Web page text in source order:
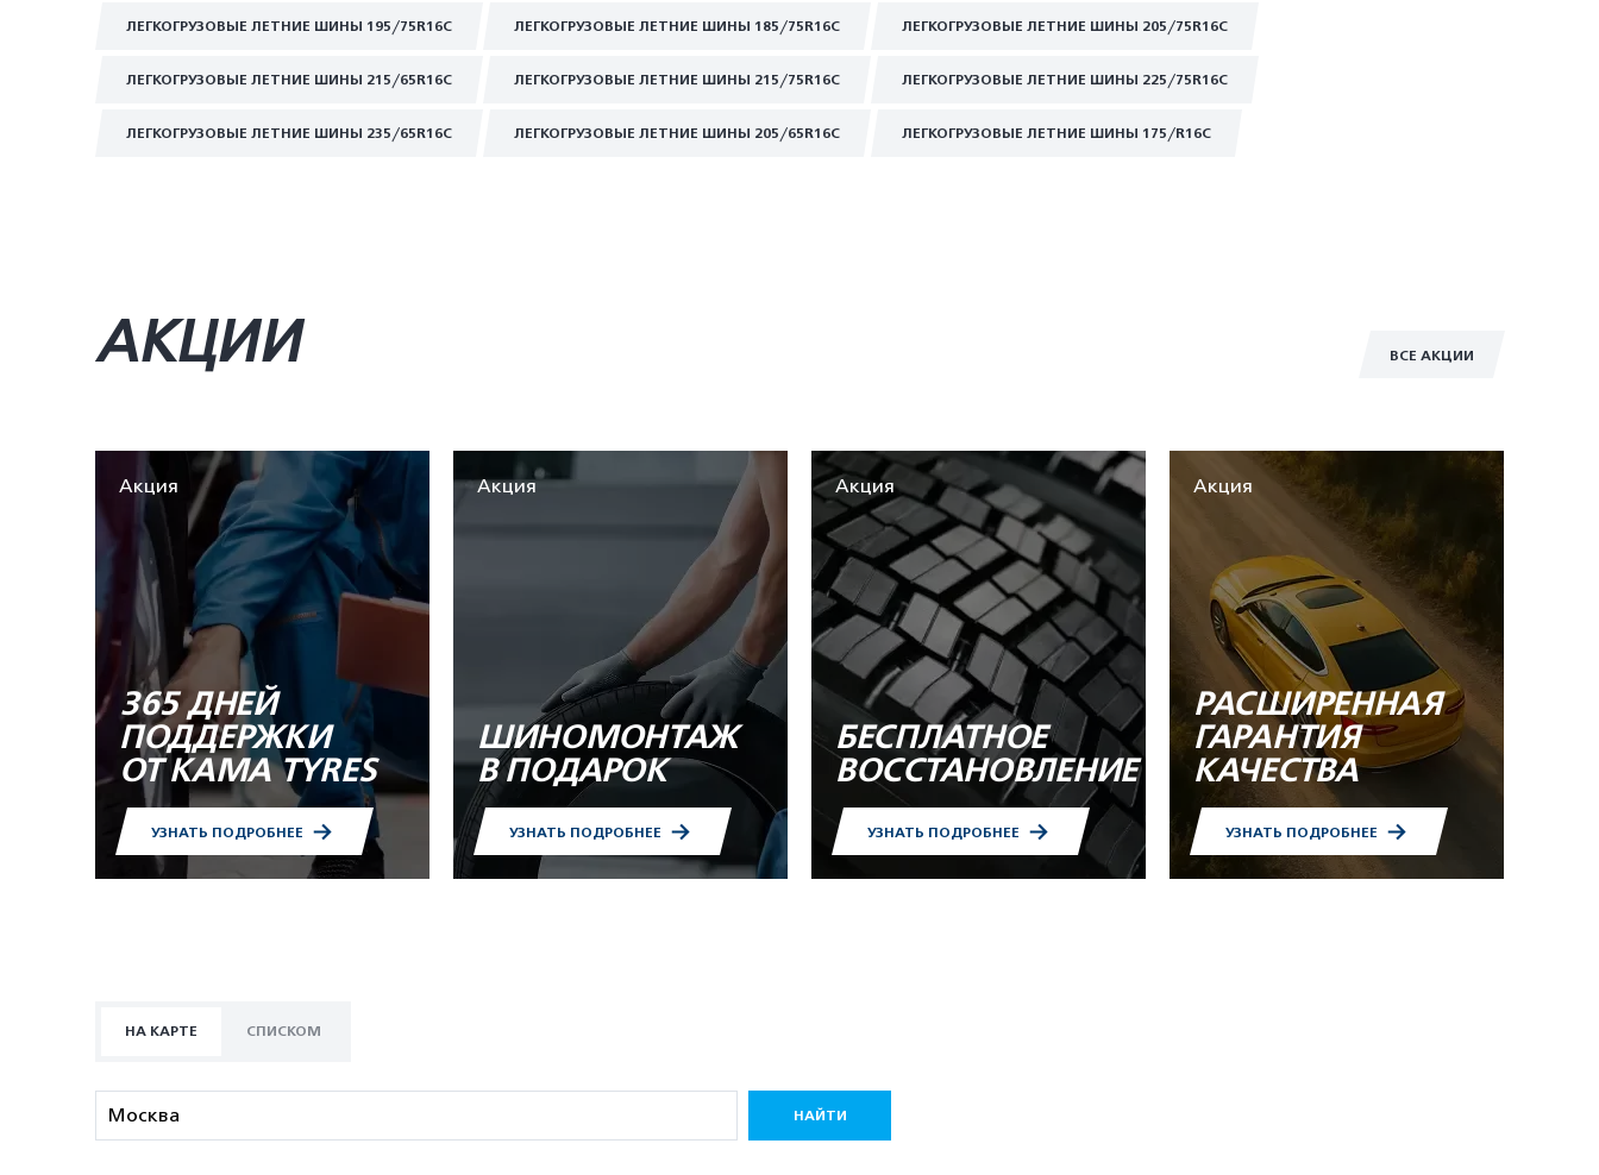
ЛЕГКОГРУЗОВЫЕ ЛЕТНИЕ ШИНЫ 195/75R16C ЛЕГКОГРУЗОВЫЕ ЛЕТНИЕ ШИНЫ 185/75R16C ЛЕГКОГРУЗОВЫЕ ЛЕТНИЕ ШИНЫ 205/75R16C
ЛЕГКОГРУЗОВЫЕ ЛЕТНИЕ ШИНЫ 215/65R16C ЛЕГКОГРУЗОВЫЕ ЛЕТНИЕ ШИНЫ 215/75R16C ЛЕГКОГРУЗОВЫЕ ЛЕТНИЕ ШИНЫ 225/75R16C
ЛЕГКОГРУЗОВЫЕ ЛЕТНИЕ ШИНЫ 235/65R16C ЛЕГКОГРУЗОВЫЕ ЛЕТНИЕ ШИНЫ 205/65R16C ЛЕГКОГРУЗОВЫЕ ЛЕТНИЕ ШИНЫ 175/R16C
ВСЕ АКЦИИ
АКЦИИ
Акция
365 ДНЕЙ
ПОДДЕРЖКИ
ОТ KAMA TYRES
УЗНАТЬ ПОДРОБНЕЕ
Акция
ШИНОМОНТАЖ
В ПОДАРОК
УЗНАТЬ ПОДРОБНЕЕ
Акция
БЕСПЛАТНОЕ
ВОССТАНОВЛЕНИЕ
УЗНАТЬ ПОДРОБНЕЕ
Акция
РАСШИРЕННАЯ
ГАРАНТИЯ
КАЧЕСТВА
УЗНАТЬ ПОДРОБНЕЕ
НА КАРТЕ СПИСКОМ
НАЙТИ